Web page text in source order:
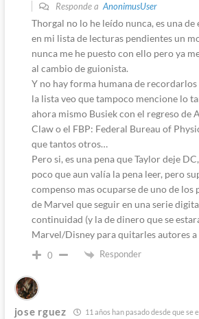
Responde aAnonimusUser
Thorgal no lo he leído nunca, es una de
en mi lista de lecturas pendientes un
nunca me he puesto con ello pero ya
al cambio de guionista.
Y no hay forma humana de recordarlos
la lista veo que tampoco mencione lo
ahora mismo Busiek con el regreso de
Claw o el FBP: Federal Bureau of
que tantos otros…
Pero si, es una pena que Taylor deje
poco que aun valía la pena leer, pero
compenso mas ocuparse de uno de
de Marvel que seguir en una serie
continuidad (y la de dinero que se
Marvel/Disney para quitarles autores a
0 Responder
jose rguez 11 años han pasado desde que se